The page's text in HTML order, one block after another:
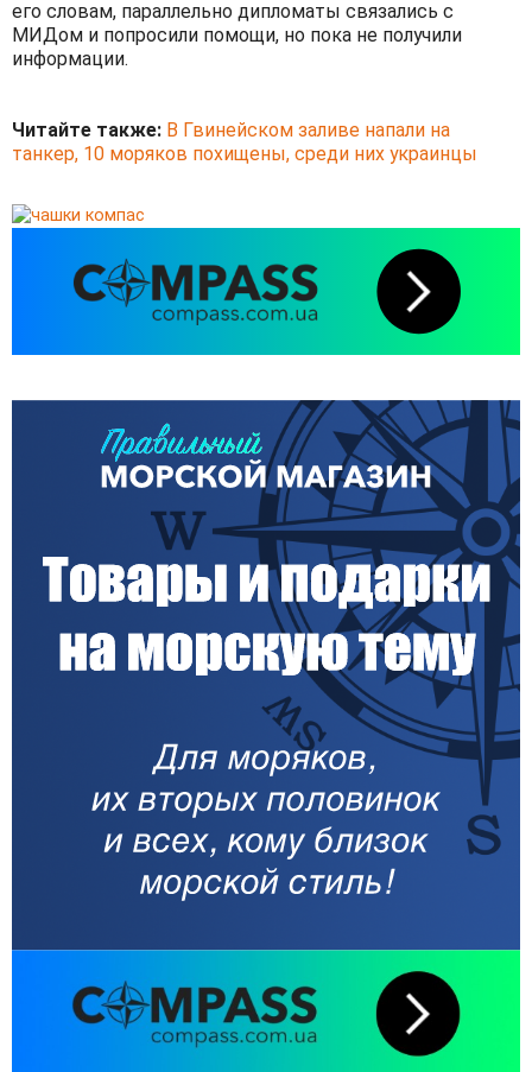
его словам, параллельно дипломаты связались с
МИДом и попросили помощи, но пока не получили
информации.
Читайте также: В Гвинейском заливе напали на
танкер, 10 моряков похищены, среди них украинцы